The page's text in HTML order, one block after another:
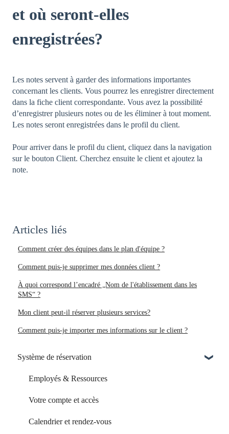
et où seront-elles
enregistrées?
Les notes servent à garder des informations importantes
concernant les clients. Vous pourrez les enregistrer directement
dans la fiche client correspondante. Vous avez la possibilité
d’enregistrer plusieurs notes ou de les éliminer à tout moment.
Les notes seront enregistrées dans le profil du client.
Pour arriver dans le profil du client, cliquez dans la navigation
sur le bouton Client. Cherchez ensuite le client et ajoutez la
note.
Articles liés
Comment créer des équipes dans le plan d'équipe ?
Comment puis-je supprimer mes données client ?
À quoi correspond l’encadré „Nom de l'établissement dans les
SMS“ ?
Mon client peut-il réserver plusieurs services?
Comment puis-je importer mes informations sur le client ?
Système de réservation
Employés & Ressources
Votre compte et accès
Calendrier et rendez-vous